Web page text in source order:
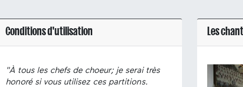
Conditions d'utilisation
"À tous les chefs de choeur; je serai très
honoré si vous utilisez ces partitions.
Les